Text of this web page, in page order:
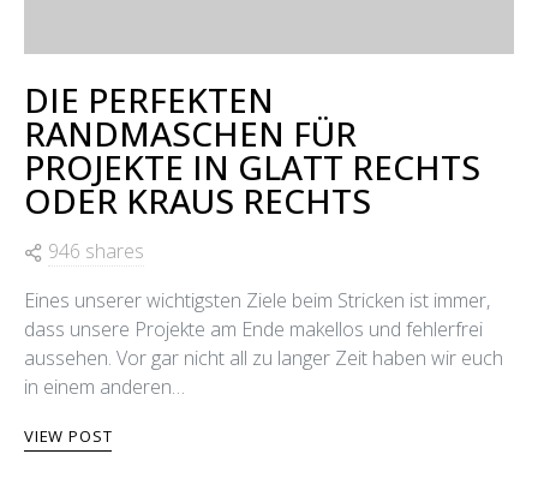
DIE PERFEKTEN
RANDMASCHEN FÜR
PROJEKTE IN GLATT RECHTS
ODER KRAUS RECHTS
946 shares
Eines unserer wichtigsten Ziele beim Stricken ist immer,
dass unsere Projekte am Ende makellos und fehlerfrei
aussehen. Vor gar nicht all zu langer Zeit haben wir euch
in einem anderen…
VIEW POST